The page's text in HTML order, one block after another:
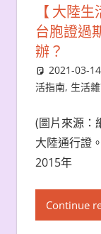
【 大陸
台胞證過
辦？
2021-03-14
活指南, 生活
(圖片來源：
大陸通行證
2015年
Continue